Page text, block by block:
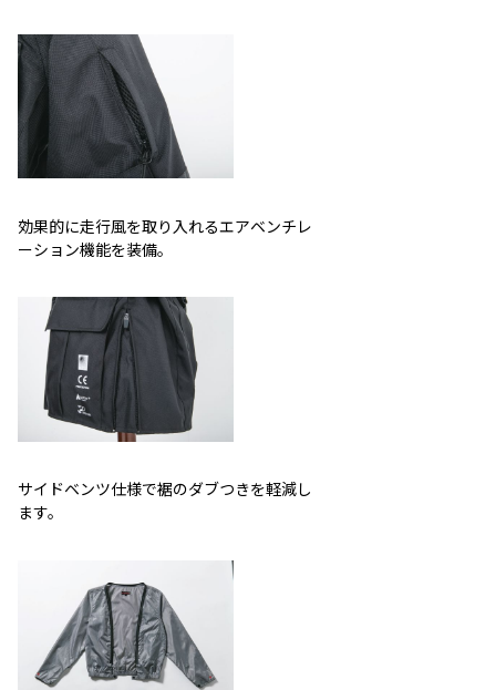
効果的に走行風を取り入れるエアベンチレ
ーション機能を装備。
サイドベンツ仕様で裾のダブつきを軽減し
ます。